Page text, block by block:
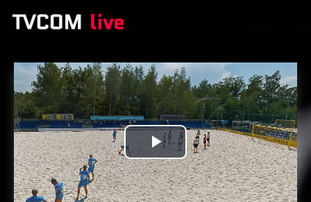
Přehrát
video